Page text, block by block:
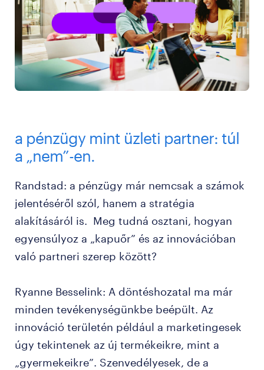
a pénzügy mint üzleti partner: túl
a „nem”-en.
Randstad: a pénzügy már nemcsak a számok
jelentéséről szól, hanem a stratégia
alakításáról is. Meg tudná osztani, hogyan
egyensúlyoz a „kapuőr” és az innovációban
való partneri szerep között?
Ryanne Besselink: A döntéshozatal ma már
minden tevékenységünkbe beépült. Az
innováció területén például a marketingesek
úgy tekintenek az új termékeikre, mint a
„gyermekeikre”. Szenvedélyesek, de a